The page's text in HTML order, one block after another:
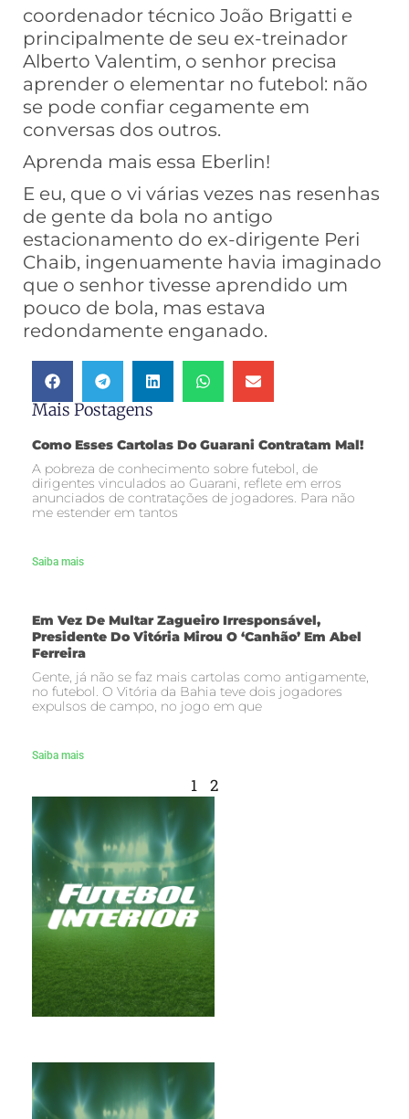
coordenador técnico João Brigatti e
principalmente de seu ex-treinador
Alberto Valentim, o senhor precisa
aprender o elementar no futebol: não
se pode confiar cegamente em
conversas dos outros.
Aprenda mais essa Eberlin!
E eu, que o vi várias vezes nas resenhas
de gente da bola no antigo
estacionamento do ex-dirigente Peri
Chaib, ingenuamente havia imaginado
que o senhor tivesse aprendido um
pouco de bola, mas estava
redondamente enganado.
Mais Postagens
Como Esses Cartolas Do Guarani Contratam Mal!
A pobreza de conhecimento sobre futebol, de
dirigentes vinculados ao Guarani, reflete em erros
anunciados de contratações de jogadores. Para não
me estender em tantos
Saiba mais
Em Vez De Multar Zagueiro Irresponsável,
Presidente Do Vitória Mirou O ‘canhão’ Em Abel
Ferreira
Gente, já não se faz mais cartolas como antigamente,
no futebol. O Vitória da Bahia teve dois jogadores
expulsos de campo, no jogo em que
Saiba mais
1 2